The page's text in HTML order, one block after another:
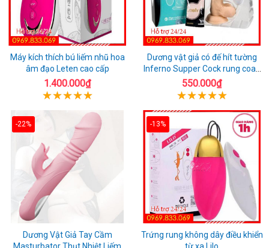
Máy kích thích bú liếm nhũ hoa
âm đạo Leten cao cấp
1.400.000₫
Dương vật giả có đế hít tường
Inferno Supper Cock rung coay
7 chế độ
550.000₫
-22%
Dương Vật Giả Tay Cầm
Masturbator Thụt Nhiệt Liếm
-13%
Trứng rung không dây điều khiển
từ xa Lilo